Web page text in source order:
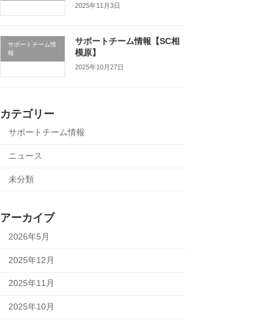
2025年11月3日
サポートチーム情
報
サポートチーム情報【SC相
模原】
2025年10月27日
カテゴリー
サポートチーム情報
ニュース
未分類
アーカイブ
2026年5月
2025年12月
2025年11月
2025年10月